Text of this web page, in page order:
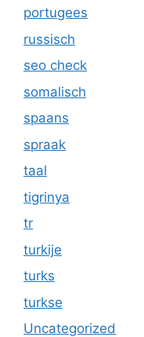
portugees
russisch
seo check
somalisch
spaans
spraak
taal
tigrinya
tr
turkije
turks
turkse
Uncategorized